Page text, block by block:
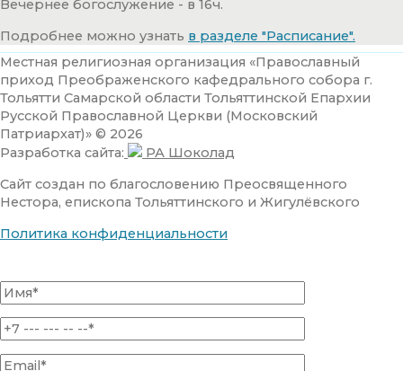
Вечернее богослужение - в 16ч.
Подробнее можно узнать в разделе "Расписание".
Местная религиозная организация «Православный
приход Преображенского кафедрального собора г.
Тольятти Самарской области Тольяттинской Епархии
Русской Православной Церкви (Московский
Патриархат)» © 2026
Разработка сайта:
РА Шоколад
Сайт создан по благословению Преосвященного
Нестора, епископа Тольяттинского и Жигулёвского
Политика конфиденциальности